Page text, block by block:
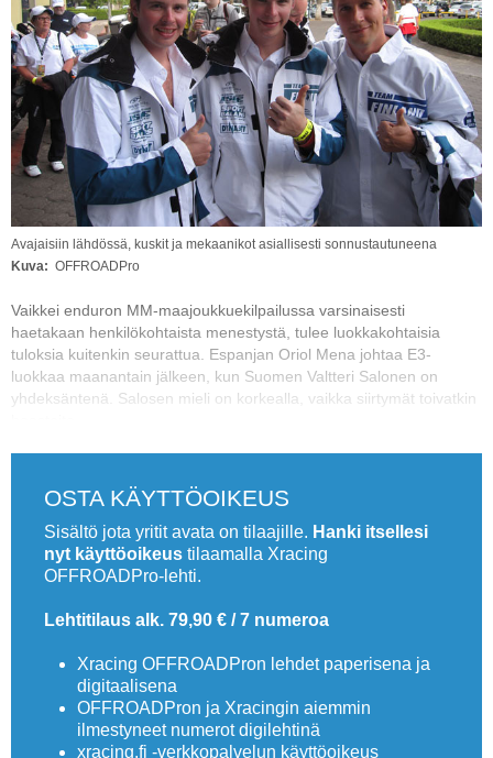
Vaihda salasana
MUUT LAJIT
YLEISTÄ ALALTA
LUE DIGILEHDET
ASIAKASPALVELU JA
OHJEET
MEDIATIEDOT
Avajaisiin lähdössä, kuskit ja mekaanikot asiallisesti sonnustautuneena
Kuva
OFFROADPro
Vaikkei enduron MM-maajoukkuekilpailussa varsinaisesti
haetakaan henkilökohtaista menestystä, tulee luokkakohtaisia
tuloksia kuitenkin seurattua. Espanjan Oriol Mena johtaa E3-
luokkaa maanantain jälkeen, kun Suomen Valtteri Salonen on
yhdeksäntenä. Salosen mieli on korkealla, vaikka siirtymät toivatkin
OSTA KÄYTTÖOIKEUS
Sisältö jota yritit avata on tilaajille. Hanki itsellesi
nyt käyttöoikeus tilaamalla Xracing
OFFROADPro-lehti.
Lehtitilaus alk. 79,90 € / 7 numeroa
Xracing OFFROADPron lehdet paperisena ja
digitaalisena
OFFROADPron ja Xracingin aiemmin
ilmestyneet numerot digilehtinä
xracing.fi -verkkopalvelun käyttöoikeus